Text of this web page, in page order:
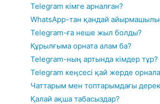
Telegram кімге арналған?
WhatsApp-тан қандай
Telegram-ға неше жыл болды?
Құрылғыма орната алам ба?
Telegram-ның артында кімдер тұр?
Telegram кеңсесі қай жерде
Чаттарым мен топтарымдағы
Қалай ақша табасыздар?